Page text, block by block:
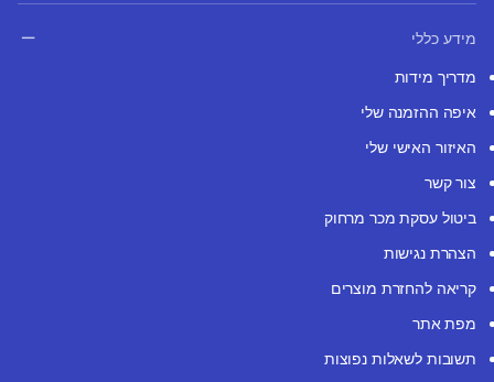
מידע כללי
מדריך מידות
איפה ההזמנה שלי
האיזור האישי שלי
צור קשר
ביטול עסקת מכר מרחוק
הצהרת נגישות
קריאה להחזרת מוצרים
מפת אתר
תשובות לשאלות נפוצות